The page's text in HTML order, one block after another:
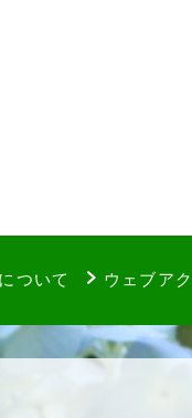
ついて ウェブア